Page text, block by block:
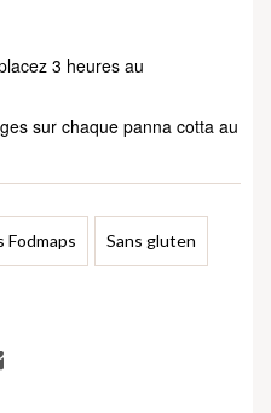
3 heures au
sur chaque panna cotta au
Fodmaps Sans gluten